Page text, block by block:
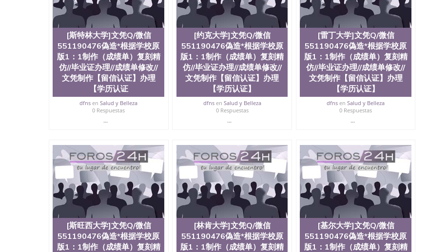
[斯特林大学]文凭Q/微信
551190476偽造*根据学校原
版1：1制作（成绩单）复刻精
仿//毕业证办理//成绩单修改//
文凭制作【留信认证】办理
【学历认证
dfns enSalud y Belleza
0 Respuestas
...
[约克大学]文凭Q/微信
551190476偽造*根据学校原
版1：1制作（成绩单）复刻精
仿//毕业证办理//成绩单修改//
文凭制作【留信认证】办理
【学历认证】
dfnsen Salud y Belleza
0 Respuestas
...
[雷丁大学]文凭Q/微信
551190476偽造*根据学校原
版1：1制作（成绩单）复刻精
仿//毕业证办理//成绩单修改//
文凭制作【留信认证】办理
【学历认证】
dfns enSalud y Belleza
0 Respuestas
...
[斯旺西大学]文凭Q/微信
551190476偽造*根据学校原
版1：1制作（成绩单）复刻精
[林肯大学]文凭Q/微信
551190476偽造*根据学校原
版1：1制作（成绩单）复刻精
[基尔大学]文凭Q/微信
551190476偽造*根据学校原
版1：1制作（成绩单）复刻精